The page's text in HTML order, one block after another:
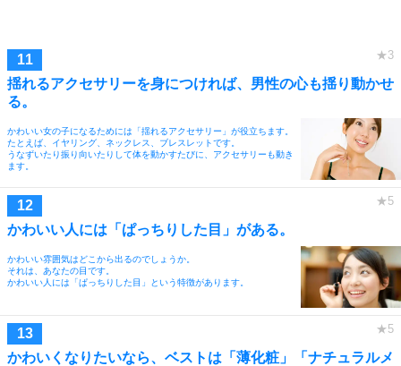
揺れるアクセサリーを身につければ、男性の心も揺り動かせ
る。
かわいい女の子になるためには「揺れるアクセサリー」が役立ちます。
たとえば、イヤリング、ネックレス、ブレスレットです。
うなずいたり振り向いたりして体を動かすたびに、アクセサリーも動き
ます。
かわいい人には「ぱっちりした目」がある。
かわいい雰囲気はどこから出るのでしょうか。
それは、あなたの目です。
かわいい人には「ぱっちりした目」という特徴があります。
かわいくなりたいなら、ベストは「薄化粧」「ナチュラルメ